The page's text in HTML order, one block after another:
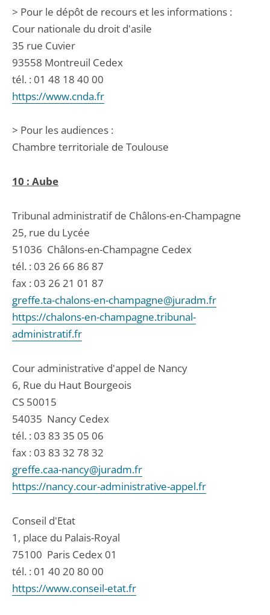
> Pour le dépôt de recours et les informations :
Cour nationale du droit d'asile
35 rue Cuvier
93558 Montreuil Cedex
tél. : 01 48 18 40 00
https://www.cnda.fr
> Pour les audiences :
Chambre territoriale de Toulouse
10 : Aube
Tribunal administratif de Châlons-en-Champagne
25, rue du Lycée
51036 Châlons-en-Champagne Cedex
tél. : 03 26 66 86 87
fax : 03 26 21 01 87
greffe.ta-chalons-en-champagne@juradm.fr
https://chalons-en-champagne.tribunal-
administratif.fr
Cour administrative d'appel de Nancy
6, Rue du Haut Bourgeois
CS 50015
54035 Nancy Cedex
tél. : 03 83 35 05 06
fax : 03 83 32 78 32
greffe.caa-nancy@juradm.fr
https://nancy.cour-administrative-appel.fr
Conseil d'Etat
1, place du Palais-Royal
75100 Paris Cedex 01
tél. : 01 40 20 80 00
https://www.conseil-etat.fr